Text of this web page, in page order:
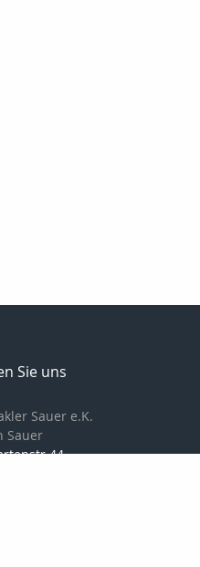
Sie uns
Sauer e.K.
Sauer